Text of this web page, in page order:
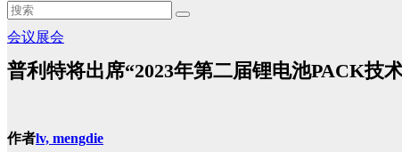
会议展会
普利特将出席“2023年第二届锂电池PACK技
作者lv, mengdie